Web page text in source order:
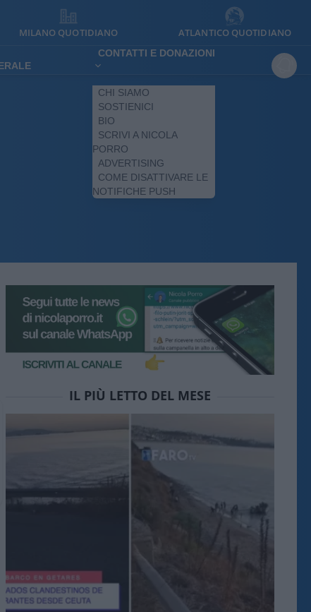
MILANO QUOTIDIANO ATLANTICO QUOTIDIANO
CONTATTI E DONAZIONI
CHI SIAMO
SOSTIENICI
BIO
SCRIVI A NICOLA
PORRO
ADVERTISING
COME DISATTIVARE LE
NOTIFICHE PUSH
IL PIÙ LETTO DEL MESE